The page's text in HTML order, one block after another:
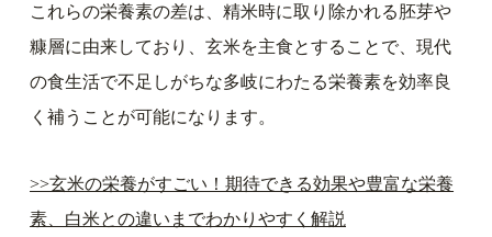
これらの栄養素の差は、精米時に取り除かれる胚芽や
糠層に由来しており、玄米を主食とすることで、現代
の食生活で不足しがちな多岐にわたる栄養素を効率良
く補うことが可能になります。
>>玄米の栄養がすごい！期待できる効果や豊富な栄養
素、白米との違いまでわかりやすく解説